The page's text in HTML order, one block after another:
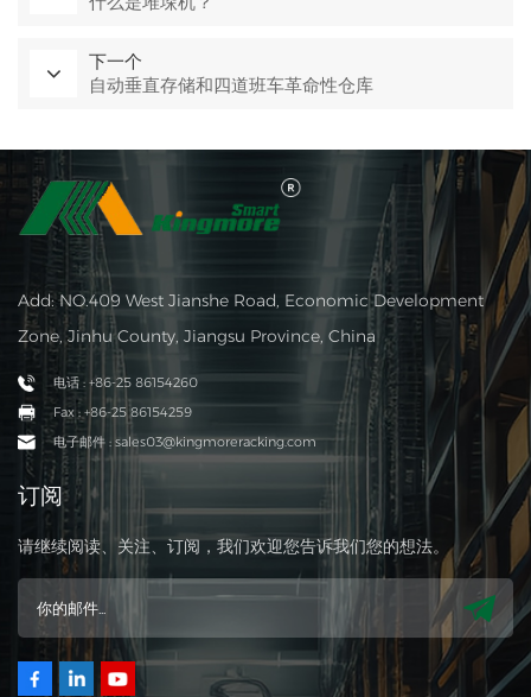
下一个
自动垂直存储和四道班车革命性仓库
Add: NO.409 West Jianshe Road, Economic Development
Zone, Jinhu County, Jiangsu Province, China
电话 : +86-25 86154260
Fax : +86-25 86154259
电子邮件 : sales03@kingmoreracking.com
订阅
请继续阅读、关注、订阅，我们欢迎您告诉我们您的想法。